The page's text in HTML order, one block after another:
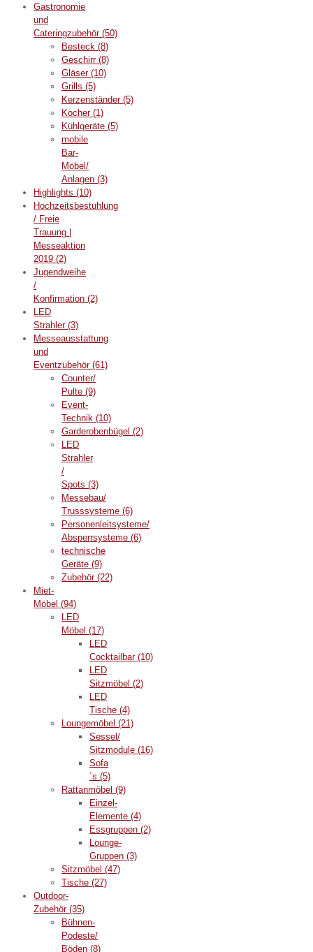
Gastronomie
und
Cateringzubehör (50)
Besteck (8)
Geschirr (8)
Gläser (10)
Grills (5)
Kerzenständer (5)
Kocher (1)
Kühlgeräte (5)
mobile
Bar-
Möbel/
Anlagen (3)
Highlights (10)
Hochzeitsbestuhlung
/ Freie
Trauung |
Messeaktion
2019 (2)
Jugendweihe
/
Konfirmation (2)
LED
Strahler (3)
Messeausstattung
und
Eventzubehör (61)
Counter/
Pulte (9)
Event-
Technik (10)
Garderobenbügel (2)
LED
Strahler
/
Spots (3)
Messebau/
Trusssysteme (6)
Personenleitsysteme/
Absperrsysteme (6)
technische
Geräte (9)
Zubehör (22)
Miet-
Möbel (94)
LED
Möbel (17)
LED
Cocktailbar (10)
LED
Sitzmöbel (2)
LED
Tische (4)
Loungemöbel (21)
Sessel/
Sitzmodule (16)
Sofa
´s (5)
Rattanmöbel (9)
Einzel-
Elemente (4)
Essgruppen (2)
Lounge-
Gruppen (3)
Sitzmöbel (47)
Tische (27)
Outdoor-
Zubehör (35)
Bühnen-
Podeste/
Böden (8)